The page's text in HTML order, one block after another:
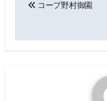
コープ野村御園